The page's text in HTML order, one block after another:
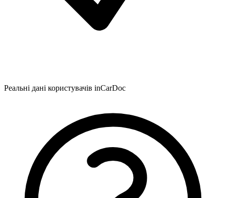
Реальні дані користувачів inCarDoc